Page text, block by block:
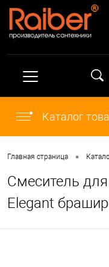
Каталог
Главная страница •
Смеситель
Elegant